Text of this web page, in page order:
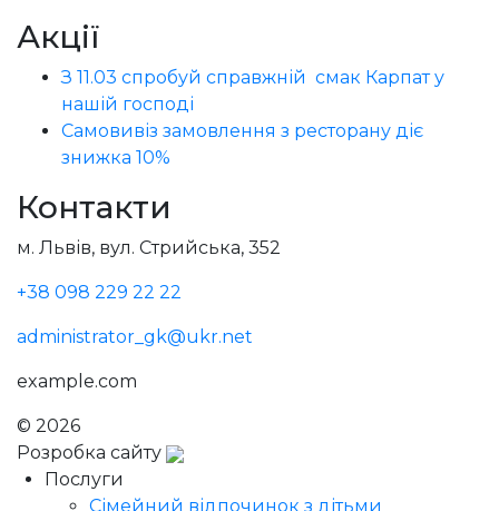
Акції
З 11.03 спробуй справжній смак Карпат у
нашій господі
Самовивіз замовлення з ресторану діє
знижка 10%
Контакти
м. Львів, вул. Стрийська, 352
+38 098 229 22 22
administrator_gk@ukr.net
example.com
© 2026
Розробка сайту
Послуги
Сімейний відпочинок з дітьми